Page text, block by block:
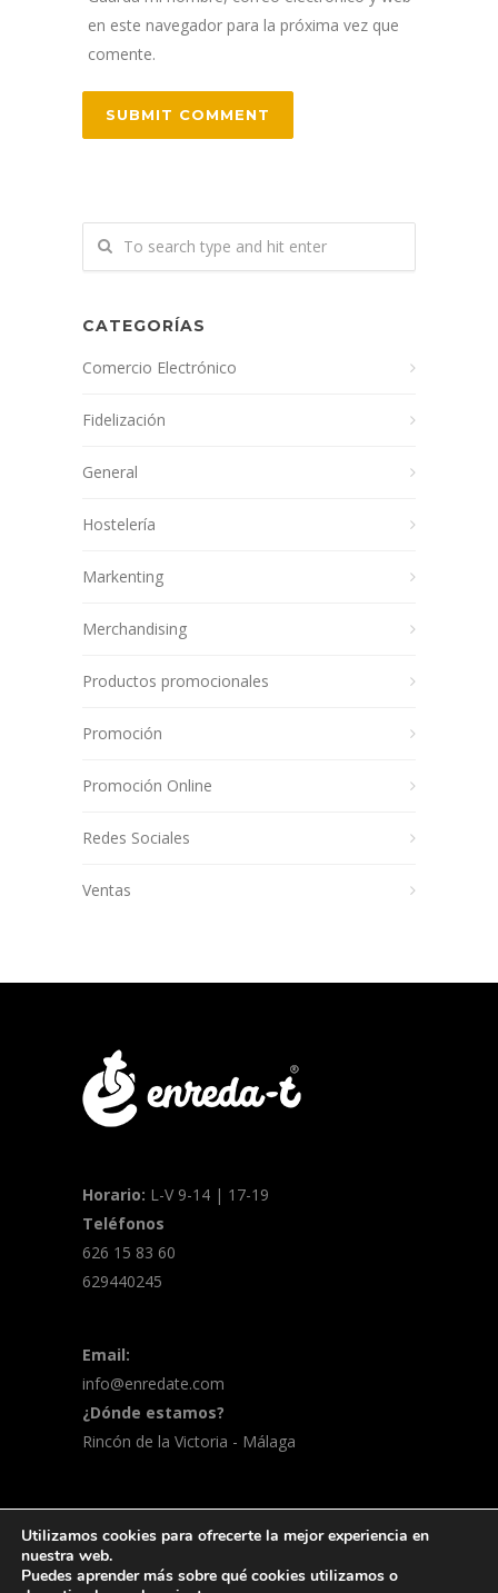
en este navegador para la próxima vez que
comente.
CATEGORÍAS
Comercio Electrónico
Fidelización
General
Hostelería
Markenting
Merchandising
Productos promocionales
Promoción
Promoción Online
Redes Sociales
Ventas
Horario: L-V 9-14 | 17-19
Teléfonos
626 15 83 60
629440245
Email:
info@enredate.com
¿Dónde estamos?
Rincón de la Victoria - Málaga
merchandisingPolítica de privacidad
Utilizamos cookies para ofrecerte la mejor experiencia en
nuestra web.
Puedes aprender más sobre qué cookies utilizamos o